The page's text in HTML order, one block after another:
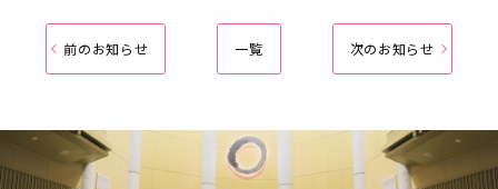
前のお知らせ 一覧 次のお知らせ